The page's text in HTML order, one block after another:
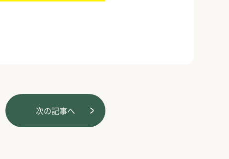
次の記事へ